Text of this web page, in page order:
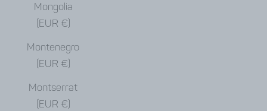
Mongolia
(EUR €)
Montenegro
(EUR €)
Montserrat
(EUR €)